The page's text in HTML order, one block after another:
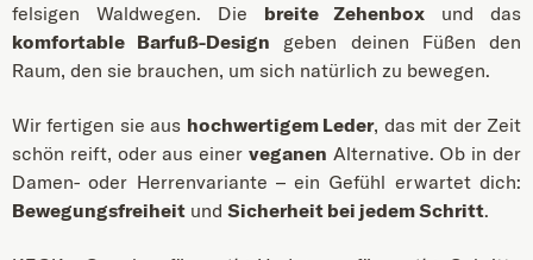
felsigen Waldwegen. Die breite Zehenbox und das
komfortable Barfuß-Design geben deinen Füßen den
Raum, den sie brauchen, um sich natürlich zu bewegen.
Wir fertigen sie aus hochwertigem Leder, das mit der Zeit
schön reift, oder aus einer veganen Alternative. Ob in der
Damen- oder Herrenvariante – ein Gefühl erwartet dich:
Bewegungsfreiheit und Sicherheit bei jedem Schritt.